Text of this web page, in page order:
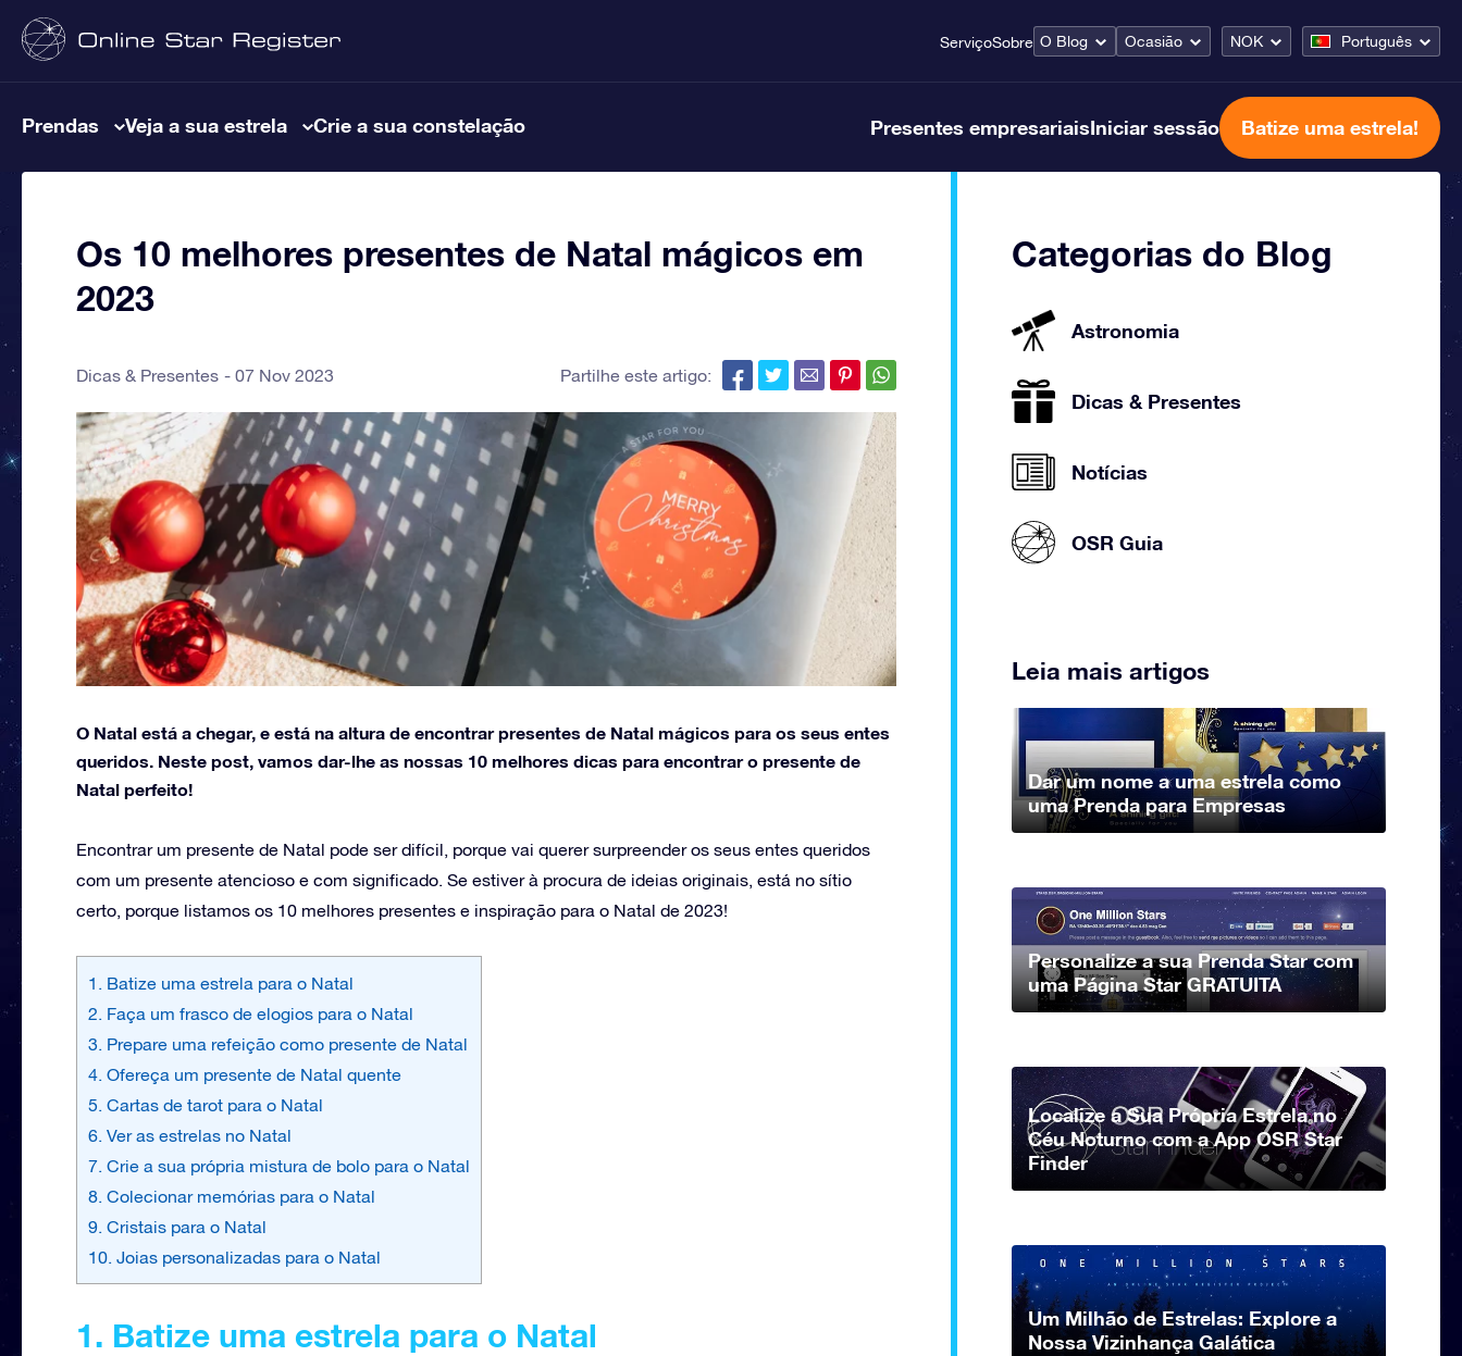
ServiçoSobre O Blog Ocasião NOK Português
Prendas Veja a sua estrela Crie a sua constelação Presentes empresariaisIniciar sessão Batize uma estrela!
Os 10 melhores presentes de Natal mágicos em
2023
Dicas & Presentes 07 Nov 2023 Partilhe este artigo:
O Natal está a chegar, e está na altura de encontrar presentes de Natal mágicos para os seus entes
queridos. Neste post, vamos dar-lhe as nossas 10 melhores dicas para encontrar o presente de
Natal perfeito!
Encontrar um presente de Natal pode ser difícil, porque vai querer surpreender os seus entes queridos
com um presente atencioso e com significado. Se estiver à procura de ideias originais, está no sítio
certo, porque listamos os 10 melhores presentes e inspiração para o Natal de 2023!
1. Batize uma estrela para o Natal
2. Faça um frasco de elogios para o Natal
3. Prepare uma refeição como presente de Natal
4. Ofereça um presente de Natal quente
5. Cartas de tarot para o Natal
6. Ver as estrelas no Natal
7. Crie a sua própria mistura de bolo para o Natal
8. Colecionar memórias para o Natal
9. Cristais para o Natal
10. Joias personalizadas para o Natal
1. Batize uma estrela para o Natal
Categorias do Blog
Astronomia
Dicas & Presentes
Notícias
OSR Guia
Leia mais artigos
Dar um nome a uma estrela como
uma Prenda para Empresas
Personalize a sua Prenda Star com
uma Página Star GRATUITA
Localize a Sua Própria Estrela no
Céu Noturno com a App OSR Star
Finder
Um Milhão de Estrelas: Explore a
Nossa Vizinhança Galática